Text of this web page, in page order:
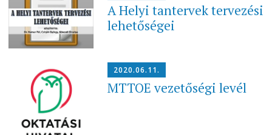
A Helyi tantervek tervezési
lehetőségei
2020.06.11.
MTTOE vezetőségi levél